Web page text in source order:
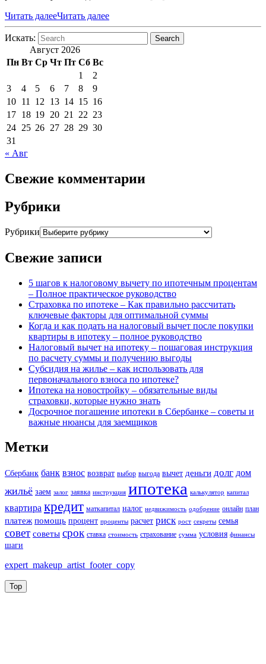
Читать далееЧитать далее
Искать: Search
Август 2026
Пн Вт Ср Чт Пт Сб Вс
1
2
3
4 5 6 7 8
9
10 11 12 13 14 15 16
17 18 19 20 21 22 23
24 25 26 27 28 29 30
31
« Авг
Свежие комментарии
Рубрики
Рубрики
Свежие записи
5 шагов к налоговому вычету по ипотечным процентам
– Полное практическое руководство
Страховка по ипотеке – Как правильно рассчитать
ключевые факторы для оптимальной суммы
Когда и как подать на налоговый вычет после покупки
квартиры в ипотеку – полное руководство
Налоговый вычет на ипотеку – пошаговая инструкция
по расчету суммы и получению выгоды
Субсидия на жилье – как использовать для
первоначального взноса по ипотеке?
Ипотека на новостройку – обязательные виды
страховки, которые нужно знать
Досрочное погашение ипотеки в Сбербанке – советы и
важные нюансы для заемщиков
Метки
Сбербанк банк взнос возврат выбор выгода вычет деньги долг дом
жильё заем залог заявка инструкция ипотека калькулятор капитал
квартира кредит маткапитал налог недвижимость одобрение онлайн план
платеж помощь процент проценты расчет риск рост секреты семья
совет советы срок ставка стоимость страхование сумма условия финансы
шаги
expert_makeup_artist_footer_copy
Top